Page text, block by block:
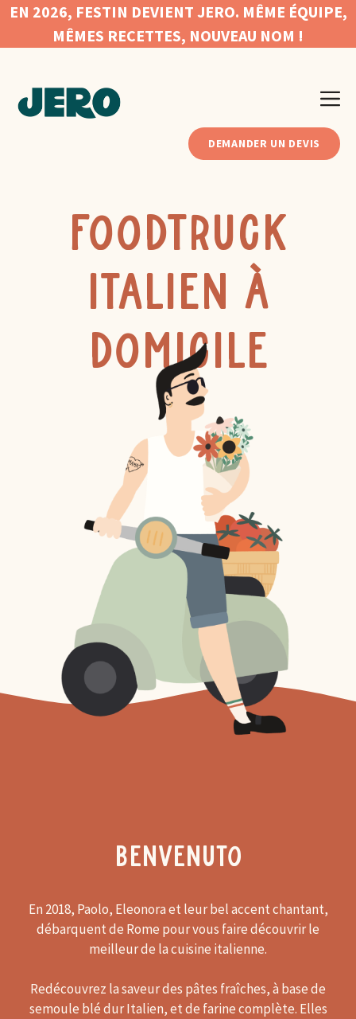
Aller
contenu
EN 2026, FESTIN DEVIENT JERO. MÊME ÉQUIPE,
MÊMES RECETTES, NOUVEAU NOM !
DEMANDER UN DEVIS
FOODTRUCK
ITALIEN À
DOMICILE
Benvenuto
En 2018, Paolo, Eleonora et leur bel accent chantant,
débarquent de Rome pour vous faire découvrir le
meilleur de la cuisine italienne.
Redécouvrez la saveur des pâtes fraîches, à base de
semoule blé dur Italien, et de farine complète. Elles